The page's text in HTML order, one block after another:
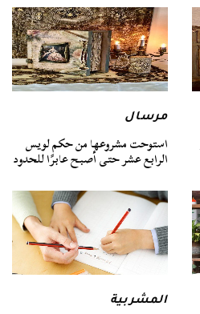
مرسال
استوحت مشروعها من حكم لويس
الرابع عشر حتى أصبح عابرًا للحدود
المشربية